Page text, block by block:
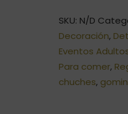
SKU: N/D
Decoración,
Eventos
Para comer,
chuches,